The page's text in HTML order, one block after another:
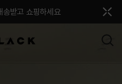
받고 쇼핑하세요